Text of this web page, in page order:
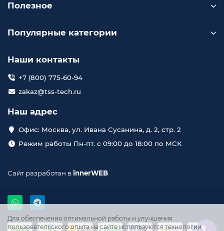
Для обеспечения оптимальной работы и улучшения
пользовательского опыта на сайте используются технологии
Полезное
Популярные категории
Наши контакты
+7 (800) 775-60-94
zakaz@tss-tech.ru
Наш адрес
Офис: Москва, ул. Ивана Сусанина, д. 2, стр. 2
Режим работы Пн-пт. с 09:00 до 18:00 по МСК
Сайт разработан вinnerWEB